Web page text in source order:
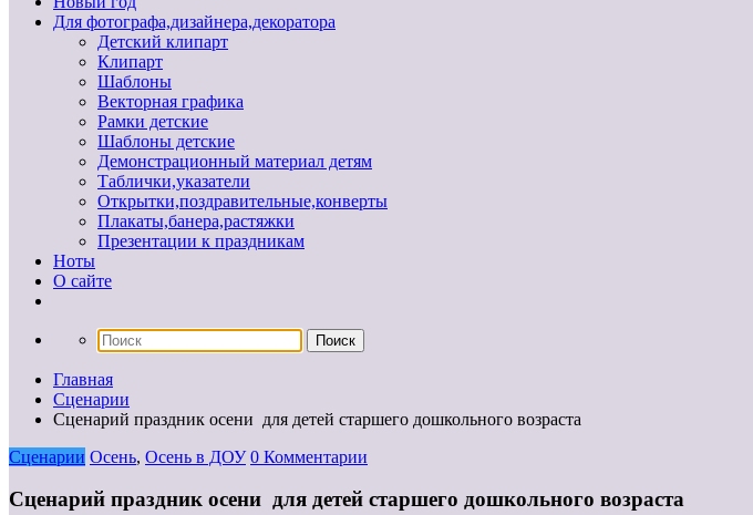
Для фотографа,дизайнера,декоратора
Детский клипарт
Клипарт
Шаблоны
Векторная графика
Рамки детские
Шаблоны детские
Демонстрационный материал детям
Таблички,указатели
Открытки,поздравительные,конверты
Плакаты,банера,растяжки
Презентации к праздникам
Ноты
О сайте
Главная
Сценарии
Сценарий праздник осени для детей старшего дошкольного возраста
Сценарии Осень, Осень в ДОУ 0 Комментарии
Сценарий праздник осени для детей старшего дошкольного возраста